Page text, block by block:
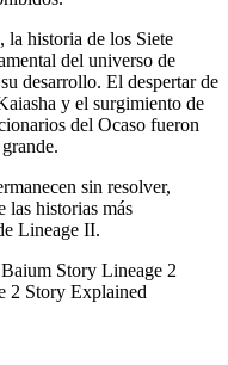
la historia de los Siete
del universo de
desarrollo. El despertar de
y el surgimiento de
del Ocaso fueron
sin resolver,
las historias más
Lineage II.
Baium Story Lineage 2
2 Story Explained